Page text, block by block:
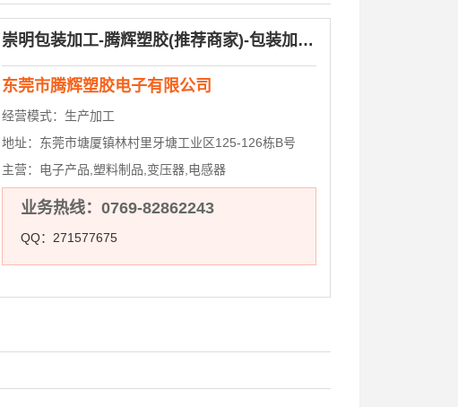
崇明包装加工-腾辉塑胶(推荐商家)-包装加工哪里有卖
东莞市腾辉塑胶电子有限公司
经营模式： 生产加工
地址： 东莞市塘厦镇林村里牙塘工业区125-126栋B号
主营： 电子产品,塑料制品,变压器,电感器
业务热线：0769-82862243
QQ：271577675